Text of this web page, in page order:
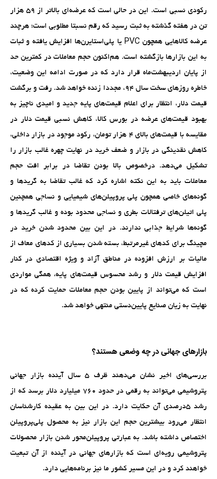
رکودی نسبی است. این در حالی است که عرضه‌ای بالاتر از ۵۹ هزار
تن در هفته گذشته به ثبت رسید که رقم نسبتا مطلوبی است؛ هرچند
عرضه کالاهایی همچون PVC یا پلی‌استایرن‌ها افزایش یافته و ثبات
به این بازارها بازگشته است. هم‌اکنون حجم معاملات در کمترین حد
از پایان اردیبهشت‌ماه قرار دارد که در صورت ادامه این وضعیت،
خاطره روزهای سخت سال ۹۴، مجددا زنده خواهد شد. رفت و برگشت
قیمت دلار، انتظار برای اعلام قیمت‌های پایه جدید و امیدی ناچیز به
بهبود قیمت‌های عرضه در بورس کالا‌، کاهش نسبی قیمت دلار در
مقایسه با قیمت‌های بالای ۴ هزار تومان، رکود موجود در بازار داخلی،
کاهش نقدینگی در بازار و ضعف خرید در نهایت چهره غالب بازار را
تشکیل می‌دهد. درخصوص بالا بودن تقاضا در برابر افت حجم
معاملات باید به این نکته اشاره کرد که غالب تقاضا به گریدها و
گونه‌های خاصی همچون پلی پروپیلن‌های شیمیایی و نساجی همچنین
پلی اتیلن‌های ترفتالات بطری و نساجی محدود بوده و غالب گریدها و
گونه‌ها شرایط جذابی ندارند. در این بین محدود شدن خرید در
مچینگ برای کدهای غیرمرتبط، بسته شدن بسیاری از کدهای معاف از
مالیات بر ارزش افزوده در مناطق آزاد و ویژه اقتصادی در کنار
افزایش قیمت دلار و رشد محسوس قیمت‌های پایه، همگی مواردی
است که می‌تواند از پایین بودن حجم معاملات حمایت کرده که در
نهایت به زیان صنایع پایین‌دستی منتهی خواهد شد.
بازارهای جهانی در چه وضعی هستند؟
بررسی‌های اخیر نشان می‌دهند ظرف ۵ سال آینده بازار جهانی
پتروشیمی می‌تواند به رقمی در حدود ۷۶۰ میلیارد دلار برسد که از
رشد ۵درصدی آن حکایت دارد. در این بین به عقیده کارشناسان
انتظار می‌رود بیشترین حجم این بازار نیز به محصول پلی‌پروپیلن
اختصاص داشته باشد. به عبارتی پروپیلن‌محور شدن بازار محصولات
پتروشیمی رویه‌ای است که بازارهای جهانی در آینده از آن تبعیت
خواهند کرد و در این مسیر کشور ما نیز برنامه‌هایی دارد.